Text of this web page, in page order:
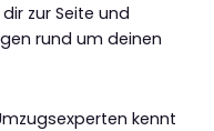
zur Seite und
rund um deinen
kennt